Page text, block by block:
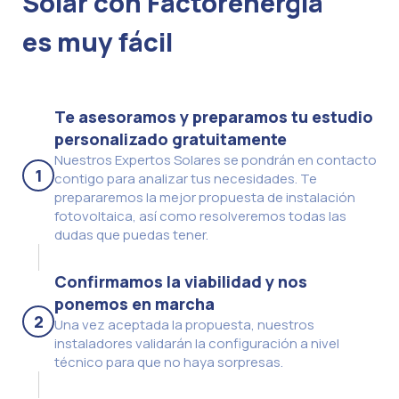
es muy fácil
1
Te asesoramos y preparamos tu estudio
personalizado gratuitamente
Nuestros Expertos Solares se pondrán en contacto
contigo para analizar tus necesidades. Te
prepararemos la mejor propuesta de instalación
fotovoltaica, así como resolveremos todas las
dudas que puedas tener.
2
Confirmamos la viabilidad y nos
ponemos en marcha
Una vez aceptada la propuesta, nuestros
instaladores validarán la configuración a nivel
técnico para que no haya sorpresas.